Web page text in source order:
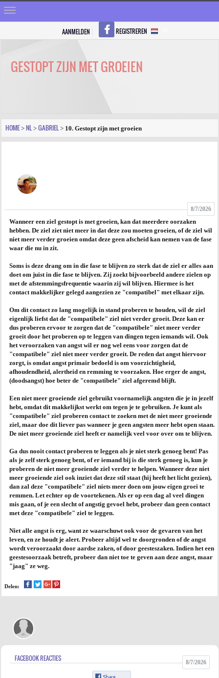
VRAGEN
FOTO
AGENDA
AANMELDEN REGISTREREN
GESTOPT ZIJN MET GROEIEN
HOME > NL > GABRIEL > 10. Gestopt zijn met groeien
8/7/2026
Wanneer een ziel gestopt is met groeien, kan dat meerdere oorzaken
hebben. De ziel ziet niet meer in dat deze zou moeten groeien, of de ziel wil
niet meer verder groeien omdat deze geen afscheid kan nemen van de fase
waar die nu in zit.
Soms is deze drang om in die fase te blijven zo sterk dat de ziel er alles aan
doet om juist in die fase te blijven. Zij zoekt bijvoorbeeld andere zielen op
met de afstemmingsfrequentie waarin zij wil blijven. Hiermee is het
contact makkelijker gelegd aangezien ze "compatibel" met elkaar zijn.
Om dit contact zo lang mogelijk in stand proberen te houden, wil de ziel
eigenlijk liefst dat de "compatibele" ziel niet verder groeit. Deze kan er
dus proberen ervoor te zorgen dat de "compatibele" niet meer verder
groeit door het proberen op te leggen van dingen tegen iemands wil. Ook
het veroorzaken van angst wil er nog wel eens voor zorgen dat de
"compatibele" ziel niet meer verder groeit. De reden dat angst hiervoor
zorgt, is omdat angst primair bedoeld is om voorzichtigheid,
afhoudendheid, alertheid en remming te voorzaken. Hoe erger de angst,
(doodsangst) hoe beter de "compatibele" ziel afgeremd blijft.
Een niet meer groeiende ziel gebruikt voornamelijk angsten die je in jezelf
hebt, omdat dit makkelijkst werkt om tegen je te gebruiken. Je kunt als
"compatibele" ziel proberen contact te zoeken met de niet meer groeiende
ziel, maar doe dit liever pas wanneer je geen angsten meer hebt open staan.
De niet meer groeiende ziel heeft er namelijk veel voor over om te blijven.
Ga dus nooit contact proberen te leggen als je niet sterk genoeg bent! Pas
als je zelf sterk genoeg bent, of er iemand bij is die sterk genoeg is, kun je
proberen de niet meer groeiende ziel verder te helpen. Wanneer deze niet
meer groeiende ziel ook inziet dat deze stil staat (hij heeft het licht gezien),
dan zal deze "compatibele" ziel niets meer doen om jouw eigen groei te
remmen. Let echter op de voortekenen. Als er op een dag al veel dingen
mis gaan, of je een slecht of angstig gevoel hebt, probeer dan geen contact
met deze "compatibele" ziel te leggen.
Niet alle angst is erg, want ze waarschuwt ook voor de gevaren van het
leven, en ze houdt je alert. Probeer altijd wel te doorgronden of de angst
wordt veroorzaakt door aardse zaken, of door geesteszaken. Indien het een
geestesoorzaak betreft, probeer dan niet toe te geven aan deze angst, maar
"jaag" ze weg.
Delen:
FACEBOOK REACTIES 8/7/2026